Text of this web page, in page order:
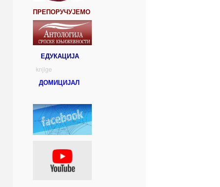
ПРЕПОРУЧУЈЕМО
ЕДУКАЦИЈА
knjige
ДОМИЦИЈАЛ